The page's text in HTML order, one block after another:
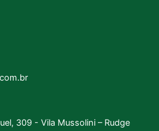
309 - Vila Mussolini – Rudge